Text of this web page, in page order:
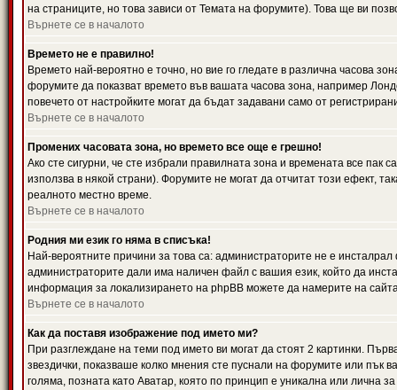
на страниците, но това зависи от Темата на форумите). Това ще ви
Върнете се в началото
Времето не е правилно!
Времето най-вероятно е точно, но вие го гледате в различна часова
форумите да показват времето във вашата часова зона, например
повечето от настройките могат да бъдат задавани само от
Върнете се в началото
Промених часовата зона, но времето все още е грешно!
Ако сте сигурни, че сте избрали правилната зона и времената все
използва в някой страни). Форумите не могат да отчитат този ефект,
реалното местно време.
Върнете се в началото
Родния ми език го няма в списъка!
Най-вероятните причини за това са: администраторите не е
администраторите дали има наличен файл с вашия език, който да
информация за локализирането на phpBB можете да намерите на
Върнете се в началото
Как да поставя изображение под името ми?
При разглеждане на теми под името ви могат да стоят 2 картинки.
звездички, показваше колко мнения сте пуснали на форумите или пък
голяма, позната като Аватар, която по принцип е уникална или лична